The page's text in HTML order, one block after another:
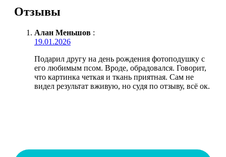
Отзывы
Алан Меньшов :
19.01.2026
Подарил другу на день рождения фотоподушку с
его любимым псом. Вроде, обрадовался. Говорит,
что картинка четкая и ткань приятная. Сам не
видел результат вживую, но судя по отзыву, всё ок.